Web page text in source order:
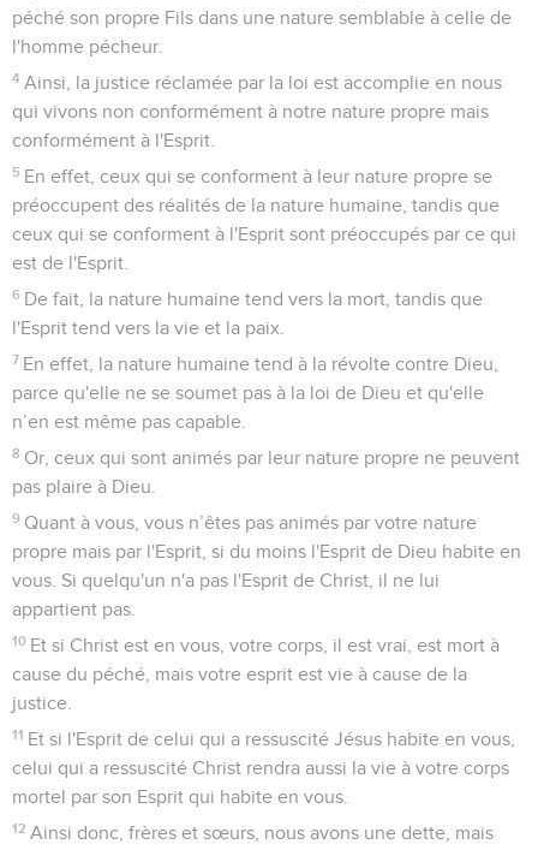
péché son propre Fils dans une nature semblable à celle de
l'homme pécheur.
4 Ainsi, la justice réclamée par la loi est accomplie en nous
qui vivons non conformément à notre nature propre mais
conformément à l'Esprit.
5 En effet, ceux qui se conforment à leur nature propre se
préoccupent des réalités de la nature humaine, tandis que
ceux qui se conforment à l'Esprit sont préoccupés par ce qui
est de l'Esprit.
6 De fait, la nature humaine tend vers la mort, tandis que
l'Esprit tend vers la vie et la paix.
7 En effet, la nature humaine tend à la révolte contre Dieu,
parce qu'elle ne se soumet pas à la loi de Dieu et qu'elle
n’en est même pas capable.
8 Or, ceux qui sont animés par leur nature propre ne peuvent
pas plaire à Dieu.
9 Quant à vous, vous n’êtes pas animés par votre nature
propre mais par l'Esprit, si du moins l'Esprit de Dieu habite en
vous. Si quelqu'un n'a pas l'Esprit de Christ, il ne lui
appartient pas.
10 Et si Christ est en vous, votre corps, il est vrai, est mort à
cause du péché, mais votre esprit est vie à cause de la
justice.
11 Et si l'Esprit de celui qui a ressuscité Jésus habite en vous,
celui qui a ressuscité Christ rendra aussi la vie à votre corps
mortel par son Esprit qui habite en vous.
12 Ainsi donc, frères et sœurs, nous avons une dette, mais